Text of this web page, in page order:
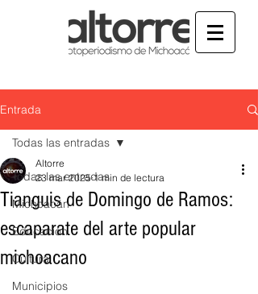
Entrada
Todas las entradas
Michoacán
Educación
Cultura
Municipios
Todas las entradas
Tianguis de Domingo de Ramos:
escaparate del arte popular
michoacano
Altorre
23 mar 2025 1 min de lectura